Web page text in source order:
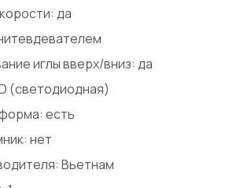
да
иглы вверх/вниз: да
(светодиодная)
есть
нет
Вьетнам